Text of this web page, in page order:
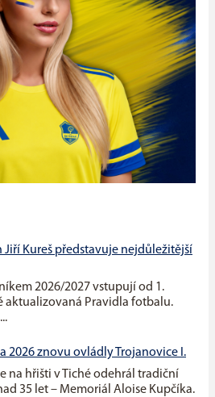
Jiří Kureš představuje nejdůležitější
2026/2027 vstupují od 1.
aktualizovaná Pravidla fotbalu.
2026 znovu ovládly Trojanovice I.
na hřišti v Tiché odehrál tradiční
35 let – Memoriál Aloise Kupčíka.